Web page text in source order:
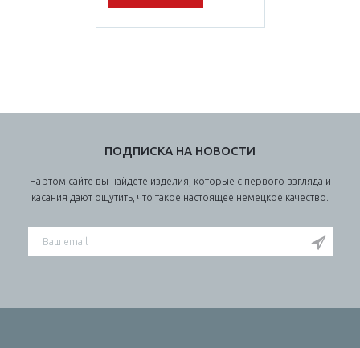
ПОДПИСКА НА НОВОСТИ
На этом сайте вы найдете изделия, которые с первого взгляда и
касания дают ощутить, что такое настоящее немецкое качество.